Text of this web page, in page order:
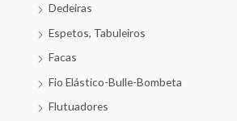
Dedeiras
Espetos, Tabuleiros
Facas
Fio Elástico-Bulle-Bombeta
Flutuadores